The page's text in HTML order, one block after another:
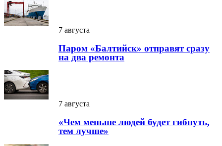
7 августа
Паром «Балтийск» отправят сразу
на два ремонта
7 августа
«Чем меньше людей будет гибнуть,
тем лучше»